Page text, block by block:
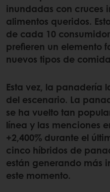
inundadas con cruces
alimentos queridos.
de cada 10
prefieren un elemento
nuevos tipos de
Esta vez, la panadería
del escenario. La
se ha vuelto tan
línea y las menciones
+2,400% durante el
cinco híbridos de
están generando más
este momento.